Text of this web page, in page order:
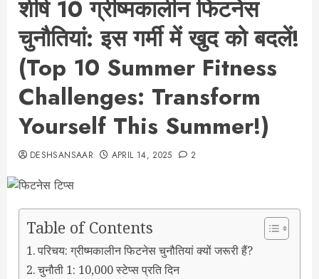
शीर्ष 10 ग्रीष्मकालीन फिटनेस
चुनौतियां: इस गर्मी में खुद को बदलें!
(Top 10 Summer Fitness
Challenges: Transform
Yourself This Summer!)
DESHSANSAAR APRIL 14, 2025 2
Table of Contents
परिचय: ग्रीष्मकालीन फिटनेस चुनौतियां क्यों जरूरी हैं?
चुनौती 1: 10,000 स्टेप्स प्रति दिन